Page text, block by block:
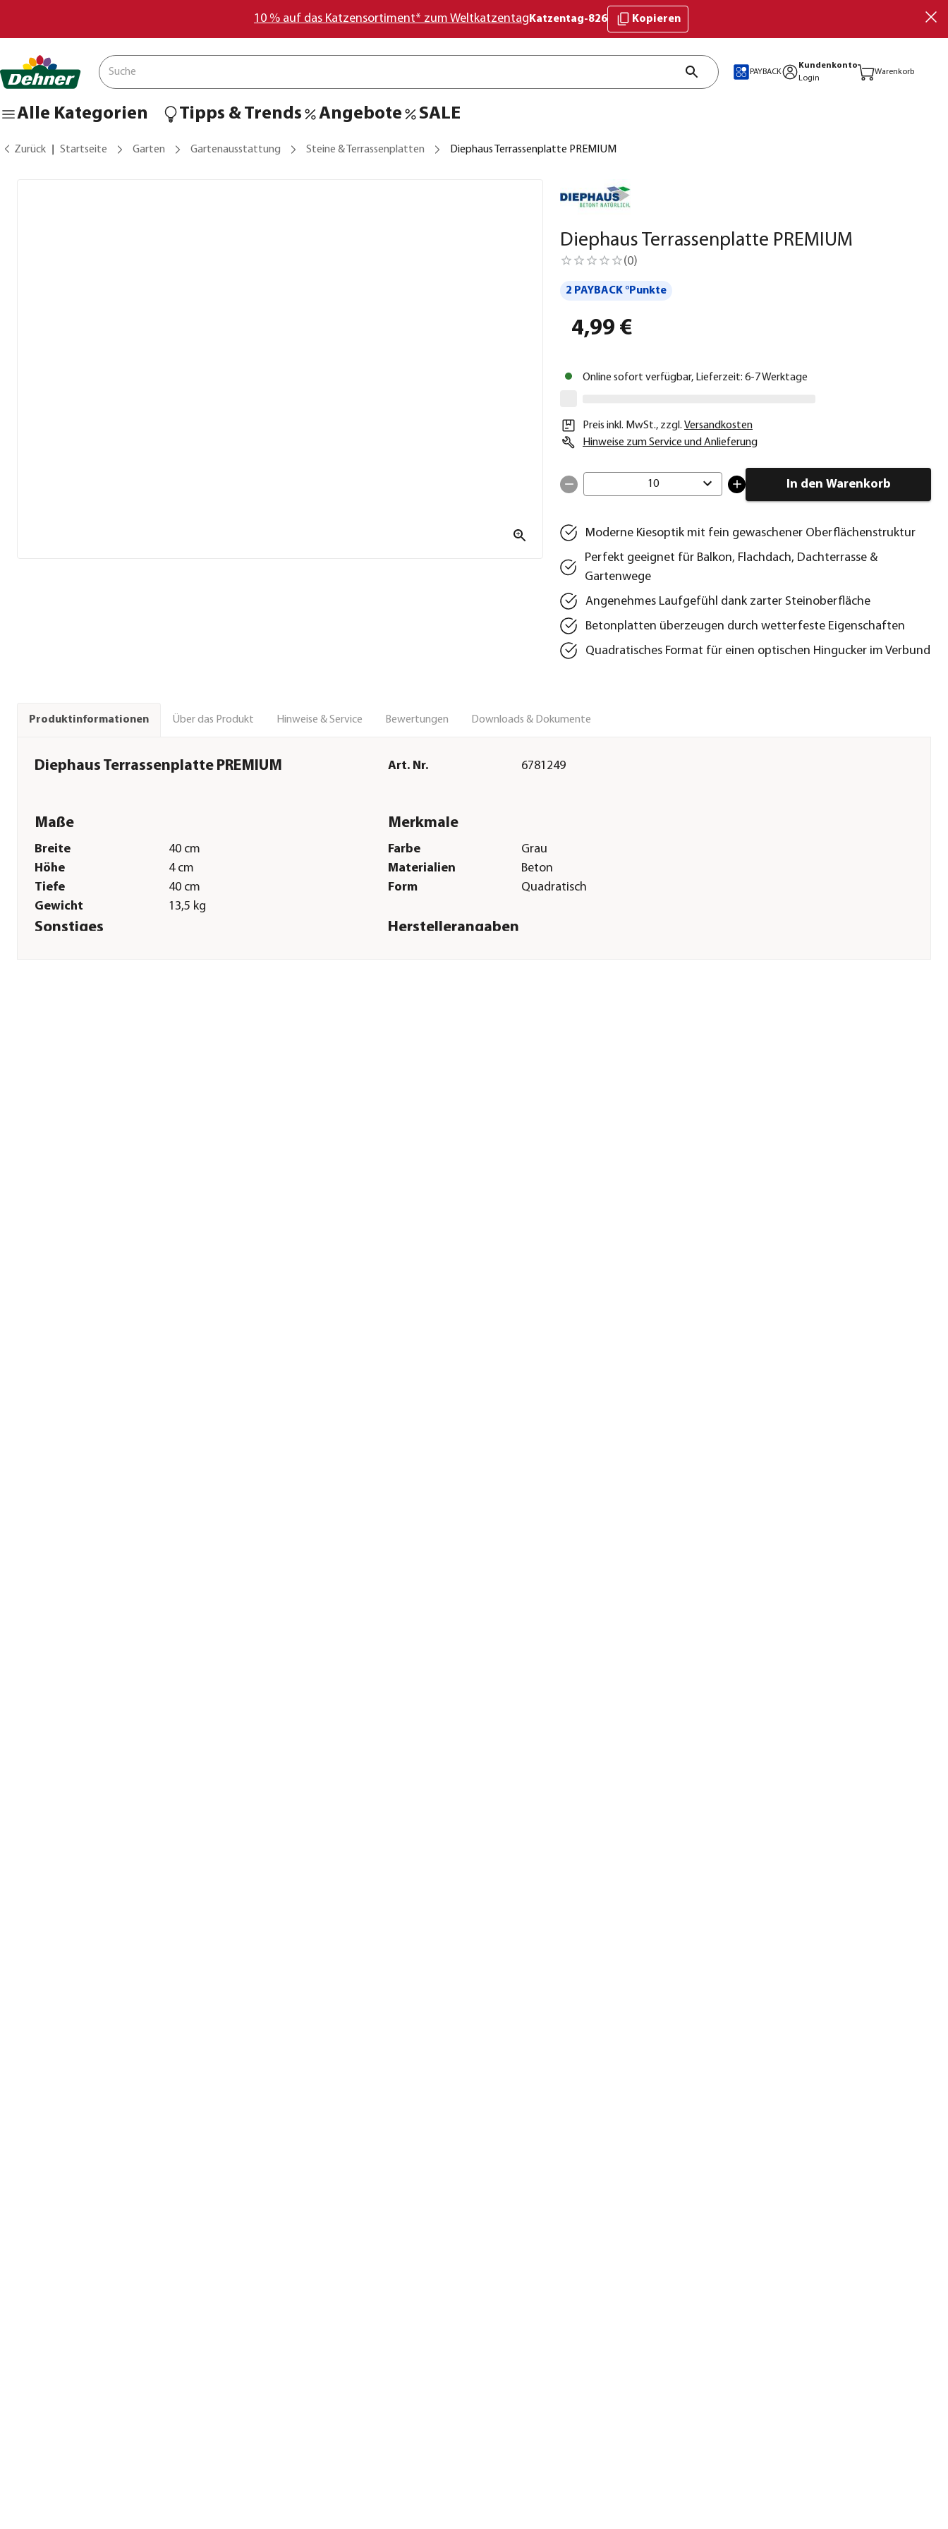
10 % auf das Katzensortiment* zum Weltkatzentag Katzentag-826 Kopieren
PAYBACK
Kundenkonto
Login
Warenkorb
Alle Kategorien Tipps & Trends Angebote SALE
Zurück Startseite Garten Gartenausstattung Steine & Terrassenplatten Diephaus Terrassenplatte PREMIUM
Diephaus Terrassenplatte PREMIUM
(0)
2 PAYBACK °Punkte
4,99 €
Online sofort verfügbar, Lieferzeit: 6-7 Werktage
Preis inkl. MwSt., zzgl. Versandkosten
Hinweise zum Service und Anlieferung
10 In den Warenkorb
Moderne Kiesoptik mit fein gewaschener Oberflächenstruktur
Perfekt geeignet für Balkon, Flachdach, Dachterrasse &
Gartenwege
Angenehmes Laufgefühl dank zarter Steinoberfläche
Betonplatten überzeugen durch wetterfeste Eigenschaften
Quadratisches Format für einen optischen Hingucker im Verbund
Produktinformationen Über das Produkt Hinweise & Service Bewertungen Downloads & Dokumente
Diephaus Terrassenplatte PREMIUM Art. Nr. 6781249
Maße
Breite
40 cm
Höhe
4 cm
Tiefe
40 cm
Gewicht
13,5 kg
Merkmale
Farbe
Grau
Materialien
Beton
Form
Quadratisch
Sonstiges Herstellerangaben